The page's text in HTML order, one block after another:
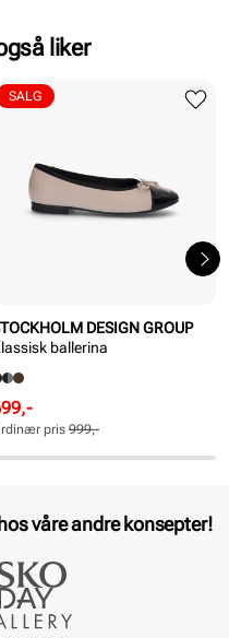
liker
DESIGN GROUP
ballerina
pris 999,-
SALG
våre andre konsepter!